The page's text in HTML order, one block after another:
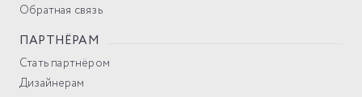
Обратная связь
ПАРТНЁРАМ
Стать партнёром
Дизайнерам